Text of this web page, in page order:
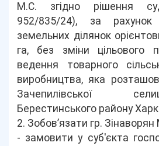
М.С. згідно рішення
952/835/24), за рахунок
земельних ділянок
га, без зміни цільового
ведення товарного
виробництва, яка
Зачепилівської
Берестинського району
2. Зобов’язати гр.
- замовити у суб'єкта